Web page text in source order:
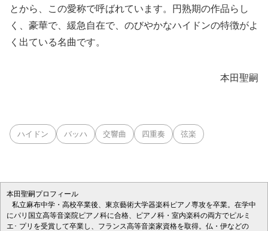
とから、この愛称で呼ばれています。円熟期の作品らし
く、豪華で、緩急自在で、のびやかなハイドンの特徴がよ
く出ている名曲です。
本田聖嗣
ハイドン バッハ 交響曲 四重奏 弦楽
本田聖嗣プロフィール
私立麻布中学・高校卒業後、東京藝術大学器楽科ピアノ専攻を卒業。在学中
にパリ国立高等音楽院ピアノ科に合格、ピアノ科・室内楽科の両方でピルミ
エ･ プリを受賞して卒業し、フランス高等音楽家資格を取得。仏・伊などの